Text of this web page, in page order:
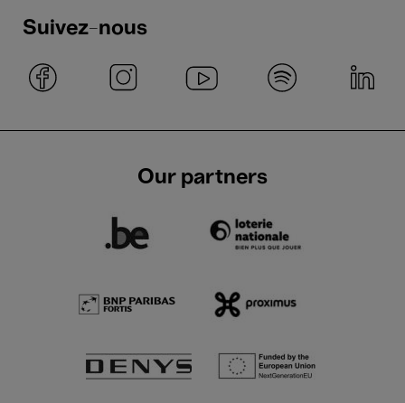
Suivez-nous
Our partners